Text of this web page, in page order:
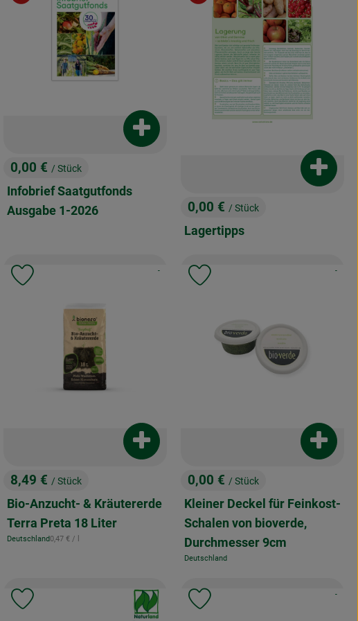
, Preis:
0,00 € / Stück
Infobrief Saatgutfonds
Ausgabe 1-2026
Produkt zum Warenkorb hinzufügen
, Preis:
0,00 € / Stück
Lagertipps
zum Warenkorb hinzufügen
, Preis:
8,49 € / Stück
Bio-Anzucht- & Kräutererde
Terra Preta 18 Liter
, Herkunft:
Deutschland, Referenzpreis:
0,47 € / l
Produkt zum Warenkorb hinzufügen
, Kontrollstelle:
-
Produkt zu Favouriten hinzufügen
, Preis:
0,00 € / Stück
Kleiner Deckel für Feinkost-
Schalen von bioverde,
Durchmesser 9cm
, Herkunft:
Deutschland
,-
, Verband:
Produkt zu Favouriten hinzufügen
,-